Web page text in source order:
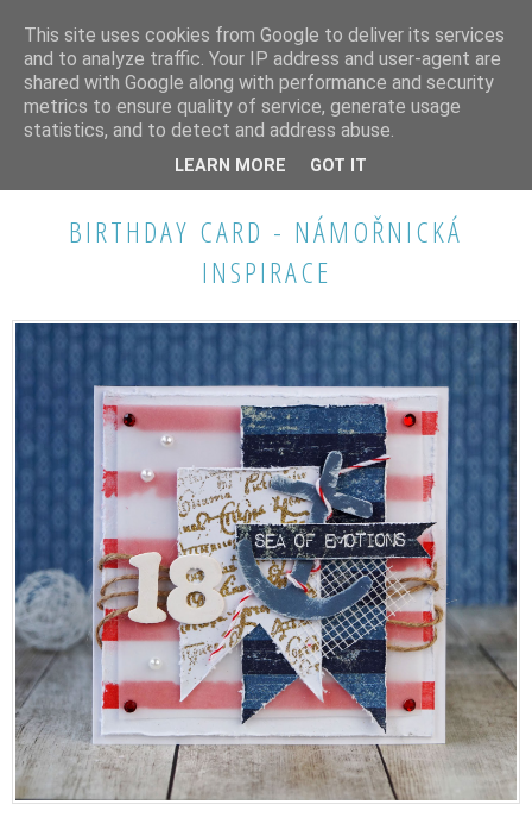
PÁTEK 20. BŘEZNA 2015
BIRTHDAY CARD - NÁMOŘNICKÁ
INSPIRACE
This site uses cookies from Google to deliver its services
and to analyze traffic. Your IP address and user-agent are
shared with Google along with performance and security
metrics to ensure quality of service, generate usage
statistics, and to detect and address abuse.
LEARN MORE GOT IT